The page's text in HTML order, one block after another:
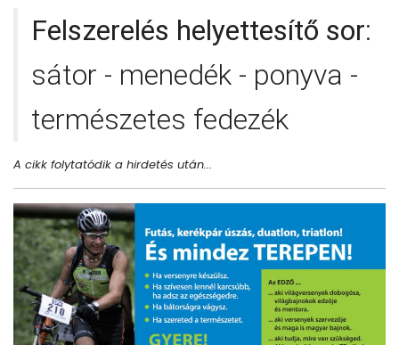
Felszerelés helyettesítő sor:
sátor - menedék - ponyva -
természetes fedezék
A cikk folytatódik a hirdetés után...